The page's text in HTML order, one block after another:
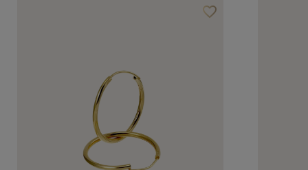
favorite_borderAjouter à vos favoris